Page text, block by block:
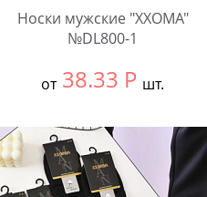
Носки мужские "XXOMA"
№DL800-1
от 38.33 Р шт.
В упаковке:
10 шт.
Количество: